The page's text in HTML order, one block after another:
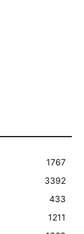
1767
3392
433
1211